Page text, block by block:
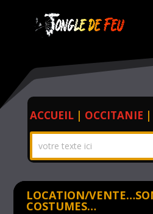
ACCUEIL| OCCITANIE |
LOCATION/
COSTUMES…